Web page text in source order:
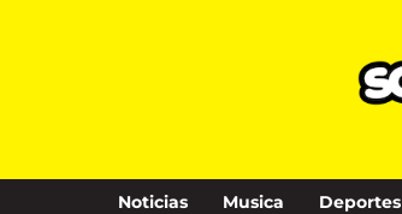
Noticias Musica Deportes